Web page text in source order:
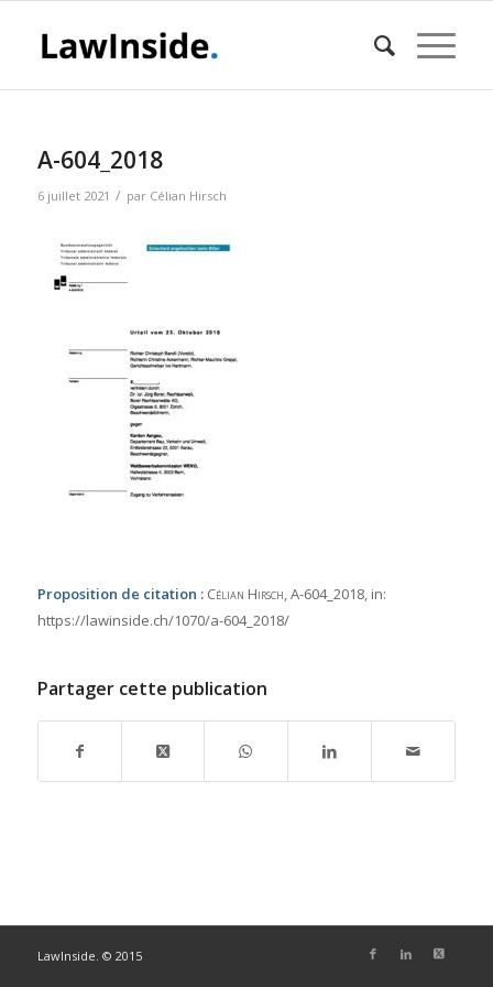
A-604_2018
6 juillet 2021 / par Célian Hirsch
Proposition de citation : Célian Hirsch, A-604_2018, in:
https://lawinside.ch/1070/a-604_2018/
Partager cette publication
LawInside. © 2015